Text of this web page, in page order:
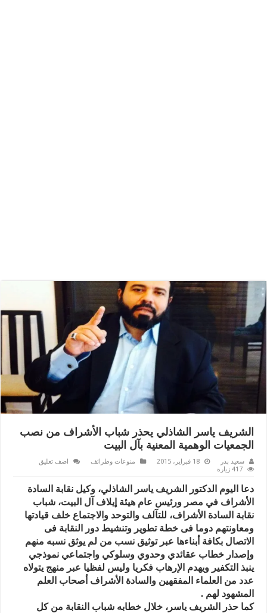
الشريف ياسر الشاذلي يحذر شباب الأشراف من نصب
الجمعيات الوهمية المعنية بآل البيت
سعيد بدر 18 فبراير، 2015 منوعات وطرائف
اضف تعليق
417 زيارة
دعا اليوم الدكتور الشريف ياسر الشاذلي، وكيل نقابة السادة
الأشراف في مصر ورئيس عام هيئة إيلاف آل البيت، شباب
نقابة السادة الأشراف، للتآلف والتوحد والاجتماع خلف قيادتها
ومعاونتهم دوما فى خطة تطوير وتنشيط دور النقابة فى
الاتصال بكافة أبناءها عبر توثيق نسب من لم يوثق نسبه منهم
وإصدار خطاب عقائدي وحدوي وسلوكي واجتماعي نموذجي
ينبذ التكفير ويهدم الإرهاب فكريا وليس لفظيا عبر منهج يتولاه
عدد من العلماء المفقهين والسادة الأشراف أصحاب العلم
المشهود لهم .
كما حذر الشريف ياسر، خلال خطابه شباب النقابة من كل